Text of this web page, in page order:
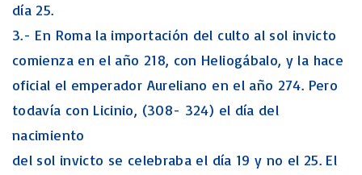
día 25.
3.- En Roma la importación del culto al sol invicto
comienza en el año 218, con Heliogábalo, y la hace
oficial el emperador Aureliano en el año 274. Pero
todavía con Licinio, (308- 324) el día del
nacimiento
del sol invicto se celebraba el día 19 y no el 25. El